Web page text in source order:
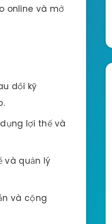
online và mở
dồi kỹ
lợi thế và
và quản lý
và cộng